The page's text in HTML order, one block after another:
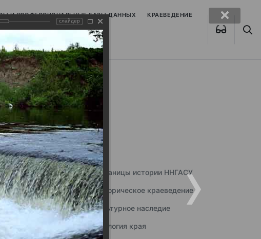
И ПРОФЕССИОНАЛЬНЫЕ БАЗЫ ДАННЫХ КРАЕВЕДЕНИЕ
Страницы истории ННГАСУ
Историческое краеведение
Культурное наследие
Экология края
слайдер